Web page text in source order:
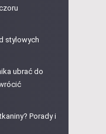
stylowych
ubrać do
Porady i